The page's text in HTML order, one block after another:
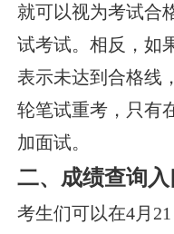
就可以视为考试合
试考试。相反，如
表示未达到合格线
轮笔试重考，只有
加面试。
二、成绩查询入
考生们可以在4月